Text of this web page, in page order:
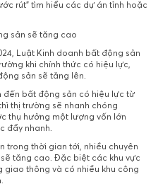
rút" tìm hiểu các dự án tỉnh hoặc
sản sẽ tăng cao
Luật Kinh doanh bất động sản
khi chính thức có hiệu lực,
sản sẽ tăng lên.
đến bất động sản có hiệu lực từ
thị trường sẽ nhanh chóng
thụ hưởng một lượng vốn lớn
đẩy nhanh.
trong thời gian tới, nhiều chuyên
tăng cao. Đặc biệt các khu vực
giao thông và có nhiều khu công